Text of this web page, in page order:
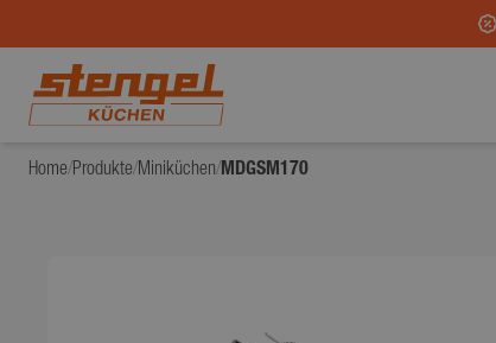
Home/Produkte/Miniküchen/MDGSM170